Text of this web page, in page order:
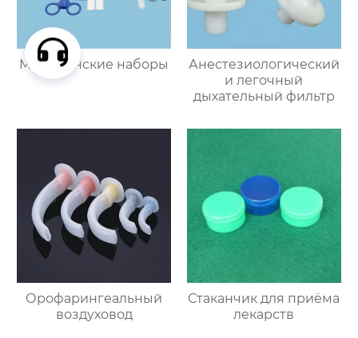
Медицинские наборы
Анестезиологический
и легочный
дыхательный фильтр
Орофарингеальный
воздуховод
Стаканчик для приёма
лекарств